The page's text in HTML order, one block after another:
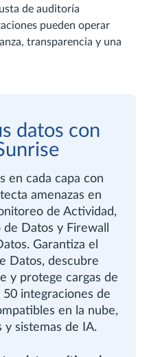
de auditoría
pueden operar
transparencia y una
datos con
en cada capa con
amenazas en
de Actividad,
Datos y Firewall
Garantiza el
Datos, descubre
y protege cargas de
integraciones de
en la nube,
y sistemas de IA.